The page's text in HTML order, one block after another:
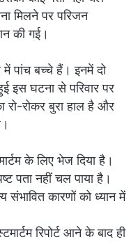
मिलने पर परिजन
की गई।
में पांच बच्चे हैं। इनमें दो
इस घटना से परिवार पर
रो-रोकर बुरा हाल है और
के लिए भेज दिया है।
पता नहीं चल पाया है।
कारणों को ध्यान में
रिपोर्ट आने के बाद ही